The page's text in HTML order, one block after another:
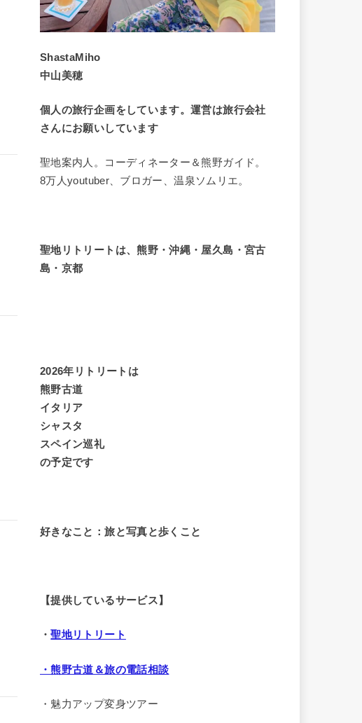
ShastaMiho
中山美穂
個人の旅行企画をしています。運営は旅行会社
さんにお願いしています
聖地案内人。コーディネーター＆熊野ガイド。
8万人youtuber、ブロガー、温泉ソムリエ。
聖地リトリートは、熊野・沖縄・屋久島・宮古
島・京都
2026年リトリートは
熊野古道
イタリア
シャスタ
スペイン巡礼
の予定です
好きなこと：旅と写真と歩くこと
【提供しているサービス】
・聖地リトリート
・熊野古道＆旅の電話相談
・魅力アップ変身ツアー